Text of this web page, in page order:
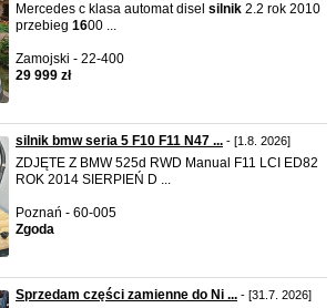
Mercedes c klasa automat disel silnik 2.2 rok 2010
przebieg 1600 ...
Zamojski - 22-400
29 999 zł
silnik bmw seria 5 F10 F11 N47 ... - [1.8. 2026]
ZDJĘTE Z BMW 525d RWD Manual F11 LCI ED82
ROK 2014 SIERPIEŃ D ...
Poznań - 60-005
Zgoda
Sprzedam części zamienne do Ni ... - [31.7. 2026]